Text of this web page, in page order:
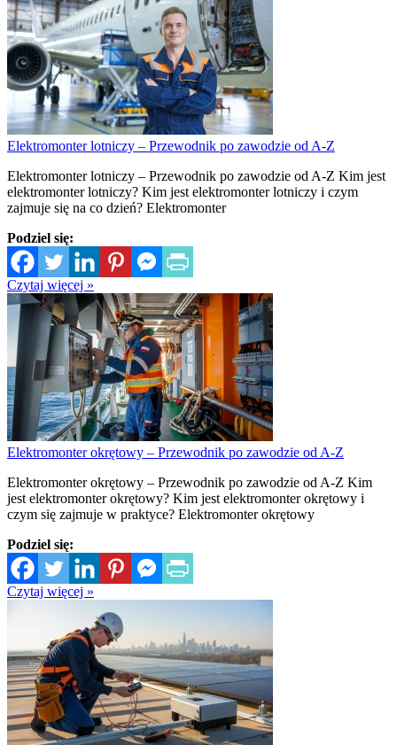
Elektromonter lotniczy – Przewodnik po zawodzie od A-Z
Elektromonter lotniczy – Przewodnik po zawodzie od A-Z Kim jest
elektromonter lotniczy? Kim jest elektromonter lotniczy i czym
zajmuje się na co dzień? Elektromonter
Podziel się:
Czytaj więcej »
Elektromonter okrętowy – Przewodnik po zawodzie od A-Z
Elektromonter okrętowy – Przewodnik po zawodzie od A-Z Kim
jest elektromonter okrętowy? Kim jest elektromonter okrętowy i
czym się zajmuje w praktyce? Elektromonter okrętowy
Podziel się:
Czytaj więcej »